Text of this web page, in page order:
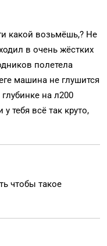
какой возьмёшь,? Не
в очень жёстких
полетела
машина не глушится
на л200
тебя всё так круто,
чтобы такое